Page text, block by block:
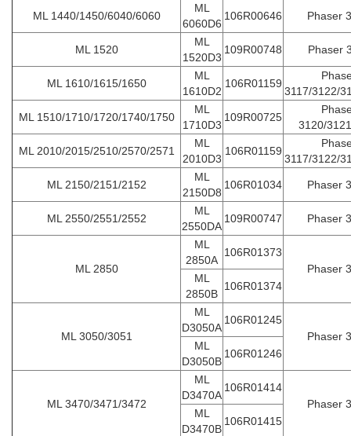
ML 1440/1450/6040/6060
ML
6060D6
106R00646 Phaser
ML 1520
ML
1520D3
109R00748 Phaser
ML 1610/1615/1650
ML
1610D2
106R01159
3117/3122/
ML 1510/1710/1720/1740/1750
ML
1710D3
109R00725
3120/
ML 2010/2015/2510/2570/2571
ML
2010D3
106R01159
3117/3122/
ML 2150/2151/2152
ML
2150D8
106R01034 Phaser
ML 2550/2551/2552
ML
2550DA
109R00747 Phaser
ML 2850
ML
2850A
106R01373
Phaser
ML
2850B
106R01374
ML 3050/3051
ML
D3050A
106R01245
Phaser
ML
D3050B
106R01246
ML 3470/3471/3472
ML
D3470A
106R01414
Phaser
ML
D3470B
106R01415